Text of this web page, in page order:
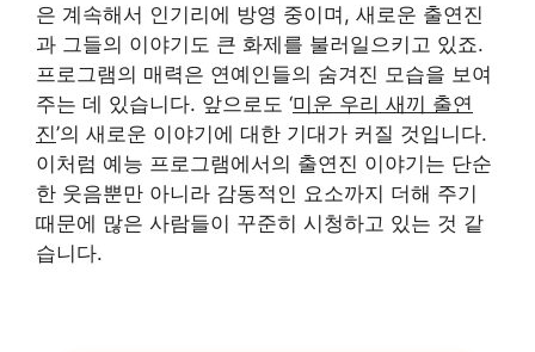
은 계속해서 인기리에 방영 중이며, 새로운 출연진
과 그들의 이야기도 큰 화제를 불러일으키고 있죠.
프로그램의 매력은 연예인들의 숨겨진 모습을 보여
주는 데 있습니다. 앞으로도 ‘미운 우리 새끼 출연
진’의 새로운 이야기에 대한 기대가 커질 것입니다.
이처럼 예능 프로그램에서의 출연진 이야기는 단순
한 웃음뿐만 아니라 감동적인 요소까지 더해 주기
때문에 많은 사람들이 꾸준히 시청하고 있는 것 같
습니다.